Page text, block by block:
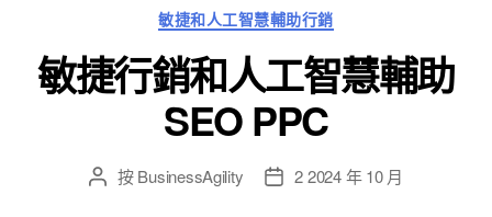
類
別
敏捷和人工智慧輔助行銷
敏捷行銷和人工智慧輔助
SEO PPC
貼 按BusinessAgility
發 2 2024 年 10 月